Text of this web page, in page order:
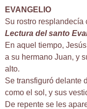
EVANGELIO
Su rostro resplandecía
Lectura del santo
En aquel tiempo,
a su hermano Juan, y
alto.
Se transfiguró delante
como el sol, y sus
De repente se les